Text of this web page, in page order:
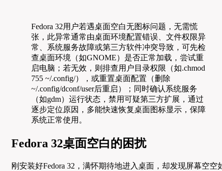
Fedora 32用户若遇桌面空白无图标问题，无需慌
张，此异常通常由桌面环境配置错误、文件权限异
常、系统服务故障或第三方软件冲突导致，可先检
查桌面环境（如GNOME）是否正常加载，尝试重
启电脑；若无效，则排查用户目录权限（如.chmod
755 ~/.config/），或重置桌面配置（删除
~/.config/dconf/user后重启）；同时确认系统服务
（如gdm）运行状态，禁用可疑第三方扩展，通过
逐步定位原因，多能快速恢复桌面图标显示，保障
系统正常使用。
Fedora 32桌面空白的困扰
刚安装好Fedora 32，满怀期待地进入桌面，却发现屏幕空空